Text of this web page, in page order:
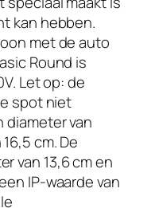
kan hebben.
met de auto
Round is
Let op: de
spot niet
diameter van
cm. De
van 13,6 cm en
IP-waarde van